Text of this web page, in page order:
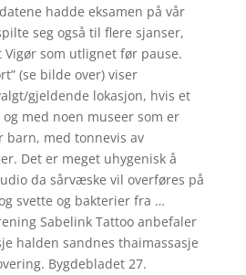
hadde eksamen på vår
seg også til flere sjanser,
som utlignet før pause.
(se bilde over) viser
gjeldende lokasjon, hvis et
med noen museer som er
barn, med tonnevis av
Det er meget uhygenisk å
da sårvæske vil overføres på
svette og bakterier fra …
Sabelink Tattoo anbefaler
halden sandnes thaimassasje
Bygdebladet 27.